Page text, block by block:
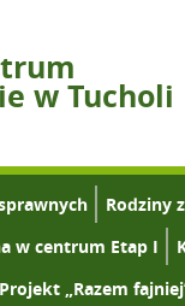
w Tucholi
Rodziny
w centrum Etap I
Projekt „Razem